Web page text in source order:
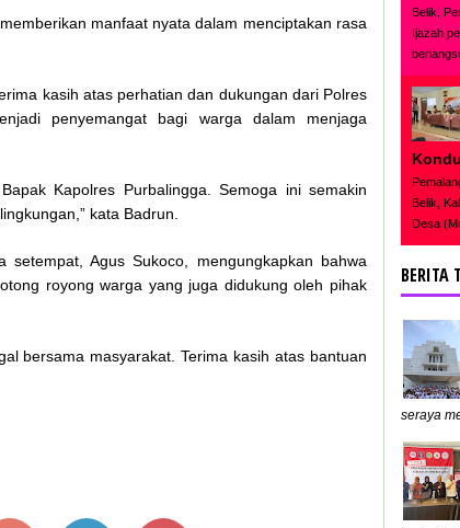
manfaat nyata dalam menciptakan rasa
kasih atas perhatian dan dukungan dari Polres
penyemangat bagi warga dalam menjaga
Kapolres Purbalingga. Semoga ini semakin
kata Badrun.
Agus Sukoco, mengungkapkan bahwa
royong warga yang juga didukung oleh pihak
bersama masyarakat. Terima kasih atas bantuan
Belik,
Ijazah
Belik,
Desa
BERITA
seraya